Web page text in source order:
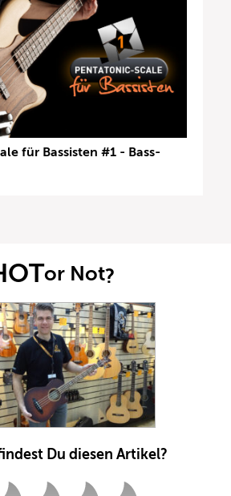
für Bassisten #1 - Bass-
or Not?
Du diesen Artikel?